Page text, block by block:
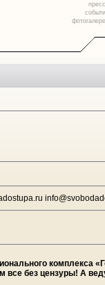
комплекса
все без цензуры! А